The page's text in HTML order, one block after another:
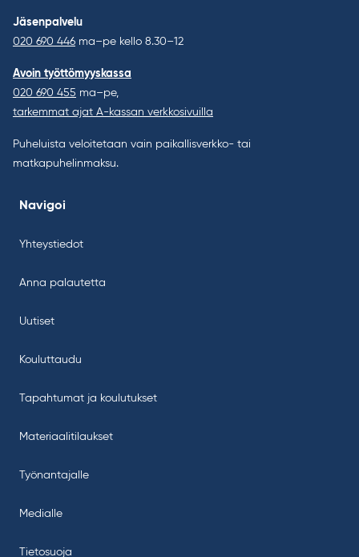
Jäsenpalvelu
020 690 446 ma–pe kello 8.30–12
Avoin työttömyyskassa
020 690 455 ma–pe,
tarkemmat ajat A-kassan verkkosivuilla
Puheluista veloitetaan vain paikallisverkko- tai
matkapuhelinmaksu.
Navigoi
Yhteystiedot
Anna palautetta
Uutiset
Kouluttaudu
Tapahtumat ja koulutukset
Materiaalitilaukset
Työnantajalle
Medialle
Tietosuoja